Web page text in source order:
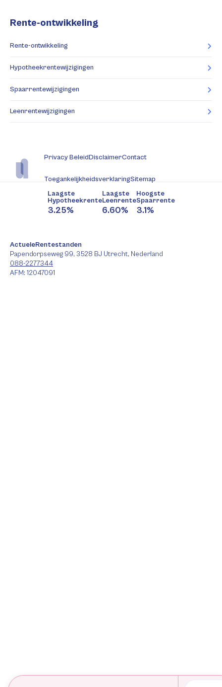
Rente-ontwikkeling
Rente-ontwikkeling
Hypotheekrentewijzigingen
Spaarrentewijzigingen
Leenrentewijzigingen
Privacy BeleidDisclaimerContact
ToegankelijkheidsverklaringSitemap
Laagste
Hypotheekrente
3.25%
Laagste
Leenrente
6.60%
Hoogste
Spaarrente
3.1%
ActueleRentestanden
Papendorpseweg 99, 3528 BJ Utrecht, Nederland
088-2277344
AFM: 12047091